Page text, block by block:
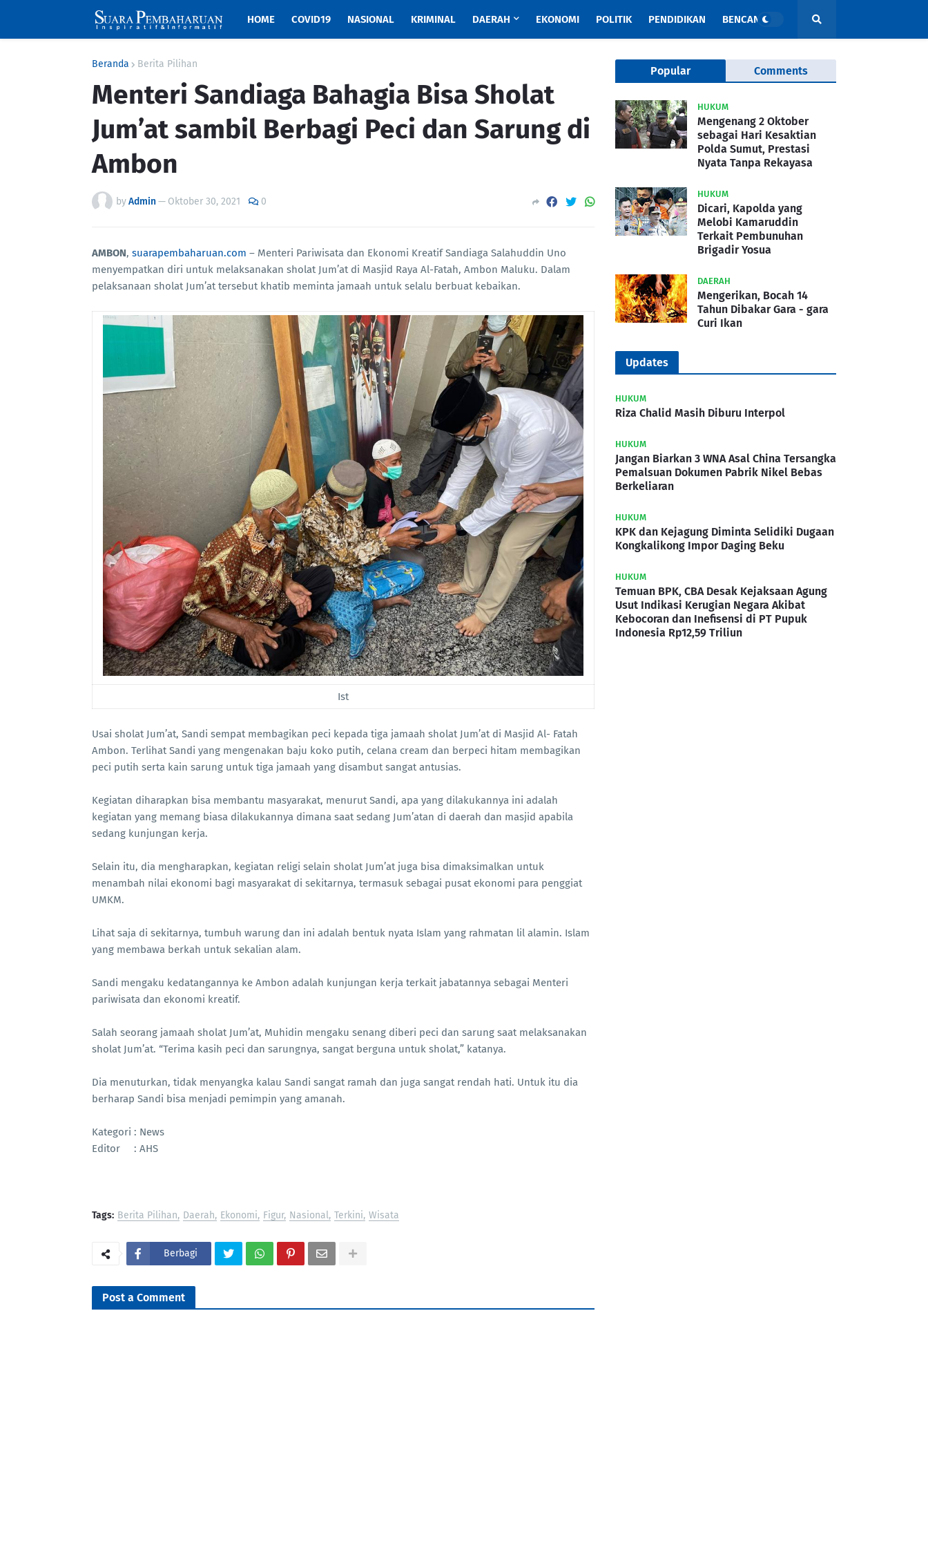
HOME COVID19 NASIONAL KRIMINAL DAERAH EKONOMI POLITIK PENDIDIKAN BENCANA
Beranda Berita Pilihan
Menteri Sandiaga Bahagia Bisa Sholat
Jum’at sambil Berbagi Peci dan Sarung di
Ambon
byAdmin— Oktober 30, 2021 0
AMBON, suarapembaharuan.com – Menteri Pariwisata dan Ekonomi Kreatif Sandiaga Salahuddin Uno
menyempatkan diri untuk melaksanakan sholat Jum’at di Masjid Raya Al-Fatah, Ambon Maluku. Dalam
pelaksanaan sholat Jum’at tersebut khatib meminta jamaah untuk selalu berbuat kebaikan.
Ist
Usai sholat Jum’at, Sandi sempat membagikan peci kepada tiga jamaah sholat Jum’at di Masjid Al- Fatah
Ambon. Terlihat Sandi yang mengenakan baju koko putih, celana cream dan berpeci hitam membagikan
peci putih serta kain sarung untuk tiga jamaah yang disambut sangat antusias.
Kegiatan diharapkan bisa membantu masyarakat, menurut Sandi, apa yang dilakukannya ini adalah
kegiatan yang memang biasa dilakukannya dimana saat sedang Jum’atan di daerah dan masjid apabila
sedang kunjungan kerja.
Selain itu, dia mengharapkan, kegiatan religi selain sholat Jum’at juga bisa dimaksimalkan untuk
menambah nilai ekonomi bagi masyarakat di sekitarnya, termasuk sebagai pusat ekonomi para penggiat
UMKM.
Lihat saja di sekitarnya, tumbuh warung dan ini adalah bentuk nyata Islam yang rahmatan lil alamin. Islam
yang membawa berkah untuk sekalian alam.
Sandi mengaku kedatangannya ke Ambon adalah kunjungan kerja terkait jabatannya sebagai Menteri
pariwisata dan ekonomi kreatif.
Salah seorang jamaah sholat Jum’at, Muhidin mengaku senang diberi peci dan sarung saat melaksanakan
sholat Jum’at. “Terima kasih peci dan sarungnya, sangat berguna untuk sholat,” katanya.
Dia menuturkan, tidak menyangka kalau Sandi sangat ramah dan juga sangat rendah hati. Untuk itu dia
berharap Sandi bisa menjadi pemimpin yang amanah.
Kategori : News
Editor : AHS
Tags: Berita Pilihan Daerah Ekonomi Figur Nasional Terkini Wisata
Berbagi
Post a Comment
Popular Comments
HUKUM
Mengenang 2 Oktober
sebagai Hari Kesaktian
Polda Sumut, Prestasi
Nyata Tanpa Rekayasa
HUKUM
Dicari, Kapolda yang
Melobi Kamaruddin
Terkait Pembunuhan
Brigadir Yosua
DAERAH
Mengerikan, Bocah 14
Tahun Dibakar Gara - gara
Curi Ikan
Updates
HUKUM
Riza Chalid Masih Diburu Interpol
HUKUM
Jangan Biarkan 3 WNA Asal China Tersangka
Pemalsuan Dokumen Pabrik Nikel Bebas
Berkeliaran
HUKUM
KPK dan Kejagung Diminta Selidiki Dugaan
Kongkalikong Impor Daging Beku
HUKUM
Temuan BPK, CBA Desak Kejaksaan Agung
Usut Indikasi Kerugian Negara Akibat
Kebocoran dan Inefisensi di PT Pupuk
Indonesia Rp12,59 Triliun